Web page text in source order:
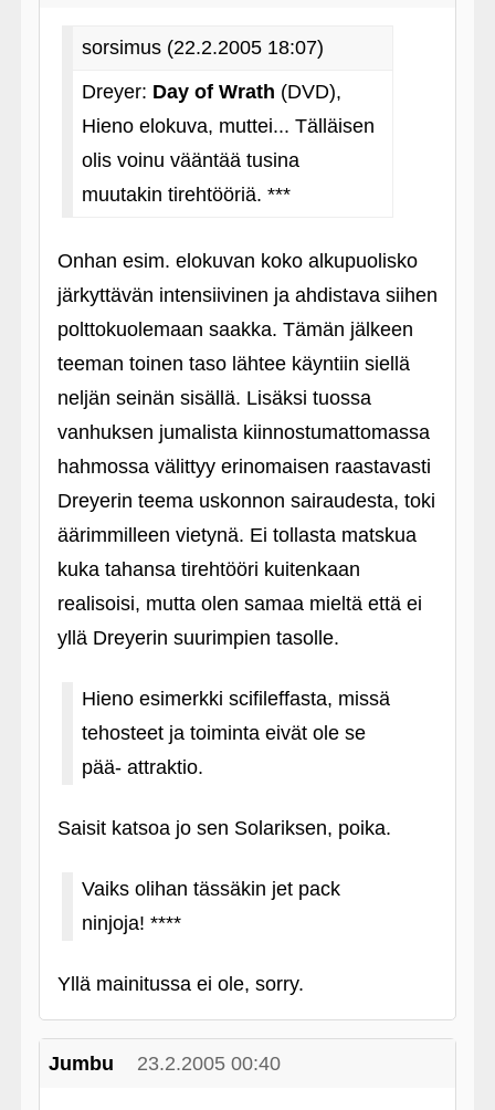
sorsimus (22.2.2005 18:07)
Dreyer: Day of Wrath (DVD),
Hieno elokuva, muttei... Tälläisen
olis voinu vääntää tusina
muutakin tirehtööriä. ***
Onhan esim. elokuvan koko alkupuolisko
järkyttävän intensiivinen ja ahdistava siihen
polttokuolemaan saakka. Tämän jälkeen
teeman toinen taso lähtee käyntiin siellä
neljän seinän sisällä. Lisäksi tuossa
vanhuksen jumalista kiinnostumattomassa
hahmossa välittyy erinomaisen raastavasti
Dreyerin teema uskonnon sairaudesta, toki
äärimmilleen vietynä. Ei tollasta matskua
kuka tahansa tirehtööri kuitenkaan
realisoisi, mutta olen samaa mieltä että ei
yllä Dreyerin suurimpien tasolle.
Hieno esimerkki scifileffasta, missä
tehosteet ja toiminta eivät ole se
pää- attraktio.
Saisit katsoa jo sen Solariksen, poika.
Vaiks olihan tässäkin jet pack
ninjoja! ****
Yllä mainitussa ei ole, sorry.
Jumbu 23.2.2005 00:40